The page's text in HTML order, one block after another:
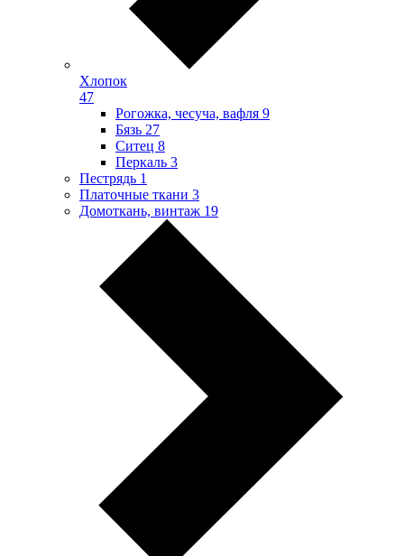
Хлопок
47
Рогожка, чесуча, вафля 9
Бязь 27
Ситец 8
Перкаль 3
Пестрядь 1
Платочные ткани 3
Домоткань, винтаж 19